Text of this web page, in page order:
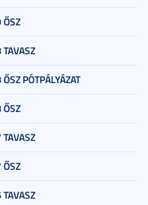
PÓTPÁLYÁZAT